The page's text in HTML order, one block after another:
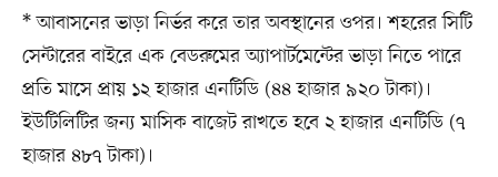
* আবাসনের ভাড়া নির্ভর করে তার অবস্থানের ওপর। শহরের সিটি
সেন্টারের বাইরে এক বেডরুমের অ্যাপার্টমেন্টের ভাড়া নিতে পারে
প্রতি মাসে প্রায় ১২ হাজার এনটিডি (৪৪ হাজার ৯২০ টাকা)।
ইউটিলিটির জন্য মাসিক বাজেট রাখতে হবে ২ হাজার এনটিডি (৭
হাজার ৪৮৭ টাকা)।